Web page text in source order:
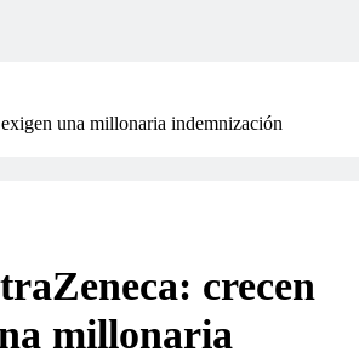
una millonaria indemnización
crecen
millonaria